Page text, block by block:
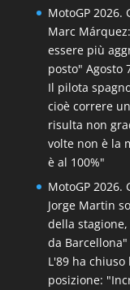
MotoGP 2026.
Marc
essere più
posto" Agosto
Il pilota
cioè correre
risulta non
volte non è la
è al 100%"
MotoGP 2026.
Jorge Martin
della
da Barcellona"
L'89 ha
posizione: